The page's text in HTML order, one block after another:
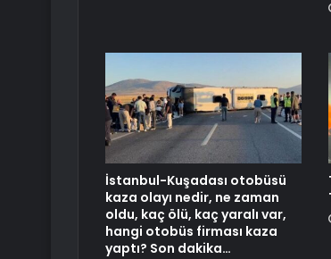
İstanbul-Kuşadası otobüsü
kaza olayı nedir, ne zaman
oldu, kaç ölü, kaç yaralı var,
hangi otobüs firması kaza
yaptı? Son dakika…